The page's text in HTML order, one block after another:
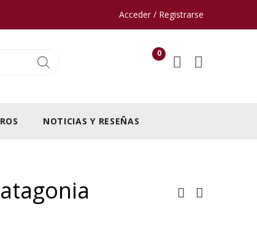
Acceder / Registrarse
0
NOTICIAS Y RESEÑAS